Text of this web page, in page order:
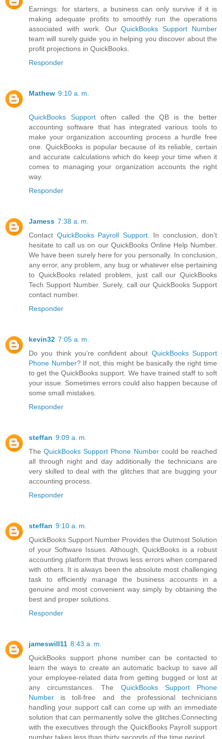
Earnings: for starters, a business can only survive if it is
making adequate profits to smoothly run the operations
associated with work. OurQuickBooks Support Number
team will surely guide you in helping you discover about the
profit projections in QuickBooks.
Responder
Mathew 9:10 a. m.
QuickBooks Supportoften called the QB is the better
accounting software that has integrated various tools to
make your organization accounting process a hurdle free
one. QuickBooks is popular because of its reliable, certain
and accurate calculations which do keep your time when it
comes to managing your organization accounts the right
way.
Responder
Jamess 7:38 a. m.
Contact QuickBooks Payroll Support. In conclusion, don’t
hesitate to call us on our QuickBooks Online Help Number.
We have been surely here for you personally. In conclusion,
any error, any problem, any bug or whatever else pertaining
to QuickBooks related problem, just call our QuickBooks
Tech Support Number. Surely, call our QuickBooks Support
contact number.
Responder
kevin32 7:05 a. m.
Do you think you're confident about QuickBooks Support
Phone Number? If not, this might be basically the right time
to get the QuickBooks support. We have trained staff to soft
your issue. Sometimes errors could also happen because of
some small mistakes.
Responder
steffan 9:09 a. m.
TheQuickBooks Support Phone Numbercould be reached
all through night and day additionally the technicians are
very skilled to deal with the glitches that are bugging your
accounting process.
Responder
steffan 9:10 a. m.
QuickBooks Support Number Provides the Outmost Solution
of your Software Issues. Although, QuickBooks is a robust
accounting platform that throws less errors when compared
with others. It is always been the absolute most challenging
task to efficiently manage the business accounts in a
genuine and most convenient way simply by obtaining the
best and proper solutions.
Responder
jameswill11 8:43 a. m.
QuickBooks support phone number can be contacted to
learn the ways to create an automatic backup to save all
your employee-related data from getting bugged or lost at
any circumstances. The QuickBooks Support Phone
Number is toll-free and the professional technicians
handling your support call can come up with an immediate
solution that can permanently solve the glitches.Connecting
with the executives through the QuickBooks Payroll support
number takes less than thirty seconds of the time period.